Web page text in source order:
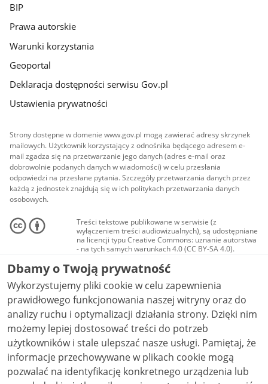
BIP
Prawa autorskie
Warunki korzystania
Geoportal
Deklaracja dostępności serwisu Gov.pl
Ustawienia prywatności
Strony dostępne w domenie www.gov.pl mogą zawierać adresy skrzynek
mailowych. Użytkownik korzystający z odnośnika będącego adresem e-
mail zgadza się na przetwarzanie jego danych (adres e-mail oraz
dobrowolnie podanych danych w wiadomości) w celu przesłania
odpowiedzi na przesłane pytania. Szczegóły przetwarzania danych przez
każdą z jednostek znajdują się w ich politykach przetwarzania danych
osobowych.
Treści tekstowe publikowane w serwisie (z
wyłączeniem treści audiowizualnych), są udostępniane
na licencji typu Creative Commons: uznanie autorstwa
- na tych samych warunkach 4.0 (CC BY-SA 4.0).
Materiały audiowizualne, w tym zdjęcia, materiały
audio i wideo, są udostępniane na licencji typu
Creative Commons: uznanie autorstwa użycie
niekomercyjne - bez utworów zależnych 4.0 (CC BY-
NC-ND 4.0), o ile nie jest to stwierdzone inaczej.
Dbamy o Twoją prywatność
Wykorzystujemy pliki cookie w celu zapewnienia
prawidłowego funkcjonowania naszej witryny oraz do
analizy ruchu i optymalizacji działania strony. Dzięki nim
możemy lepiej dostosować treści do potrzeb
użytkowników i stale ulepszać nasze usługi. Pamiętaj, że
informacje przechowywane w plikach cookie mogą
pozwalać na identyfikację konkretnego urządzenia lub